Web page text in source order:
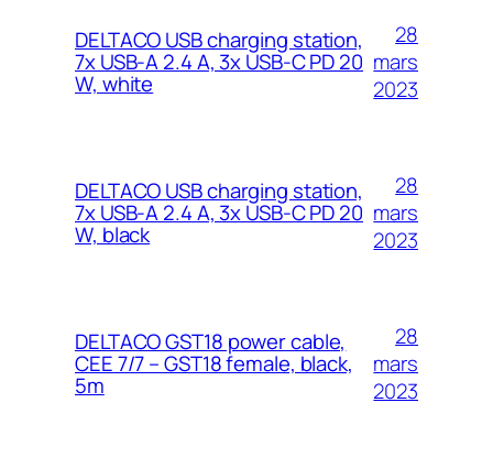
DELTACO USB charging station,
7x USB-A 2.4 A, 3x USB-C PD 20
W, white
28
mars
2023
DELTACO USB charging station,
7x USB-A 2.4 A, 3x USB-C PD 20
W, black
28
mars
2023
DELTACO GST18 power cable,
CEE 7/7 – GST18 female, black,
5m
28
mars
2023